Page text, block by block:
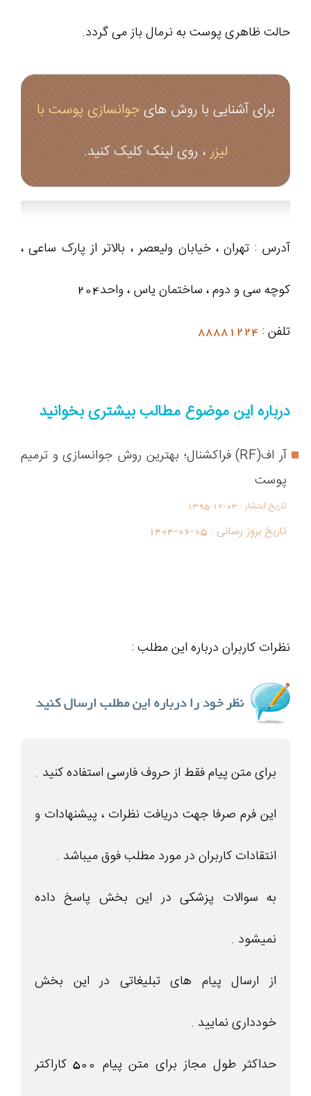
حالت ظاهری پوست به نرمال باز می گردد.
برای آشنایی با روش هایجوانسازی پوست با
لیزر ، روی لینک کلیک کنید.
آدرس : تهران ، خیابان ولیعصر ، بالاتر از پارک ساعی ،
کوچه سی و دوم ، ساختمان یاس ، واحد204
تلفن : 88881224
درباره این موضوع مطالب بیشتری بخوانید
آر اف(RF) فراکشنال؛ بهترین روش جوانسازی و ترمیم
پوست
تاریخ انتشار : 1395-12-03
تاریخ بروز رسانی : 1404-06-05
نظرات کاربران درباره این مطلب :
برای متن پیام فقط از حروف فارسی استفاده کنید .
این فرم صرفا جهت دریافت نظرات ، پیشنهادات و
انتقادات کاربران در مورد مطلب فوق میباشد .
به سوالات پزشکی در این بخش پاسخ داده
نمیشود .
از ارسال پیام های تبلیغاتی در این بخش
خودداری نمایید .
حداکثر طول مجاز برای متن پیام 500 کاراکتر